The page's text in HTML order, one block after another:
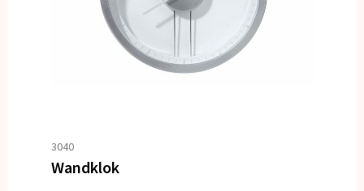
3040
Wandklok